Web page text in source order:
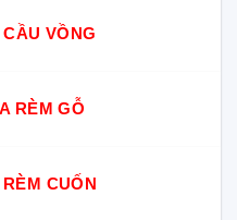
VỒNG
RÈM GỖ
CUỐN